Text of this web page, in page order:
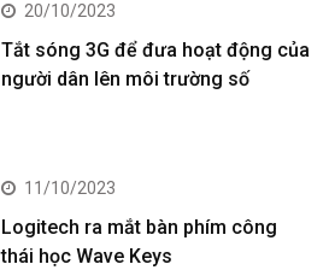
20/10/2023
Tắt sóng 3G để đưa hoạt động của
người dân lên môi trường số
11/10/2023
Logitech ra mắt bàn phím công
thái học Wave Keys